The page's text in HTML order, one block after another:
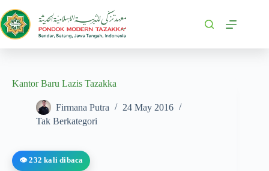
Kantor Baru Lazis Tazakka
Firmana Putra
24 May 2016
Tak Berkategori
👁️ 232 kali dibaca